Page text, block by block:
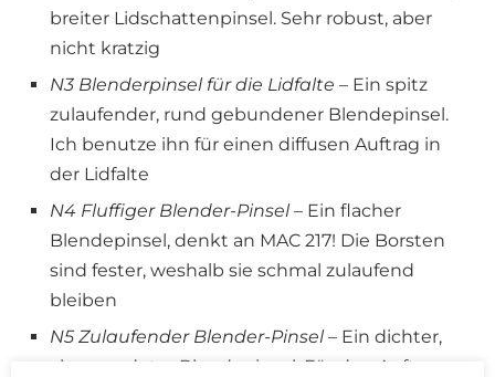
breiter Lidschattenpinsel. Sehr robust, aber
nicht kratzig
N3 Blenderpinsel für die Lidfalte – Ein spitz
zulaufender, rund gebundener Blendepinsel.
Ich benutze ihn für einen diffusen Auftrag in
der Lidfalte
N4 Fluffiger Blender-Pinsel– Ein flacher
Blendepinsel, denkt an MAC 217! Die Borsten
sind fester, weshalb sie schmal zulaufend
bleiben
N5 Zulaufender Blender-Pinsel– Ein dichter,
abgerundeter Blendepinsel. Für den Auftrag